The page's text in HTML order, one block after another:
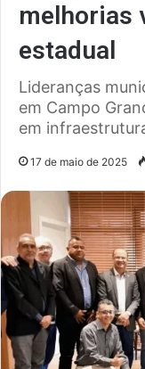
melhorias
estadual
Lideranças
em Campo
em
17 de maio de 2025